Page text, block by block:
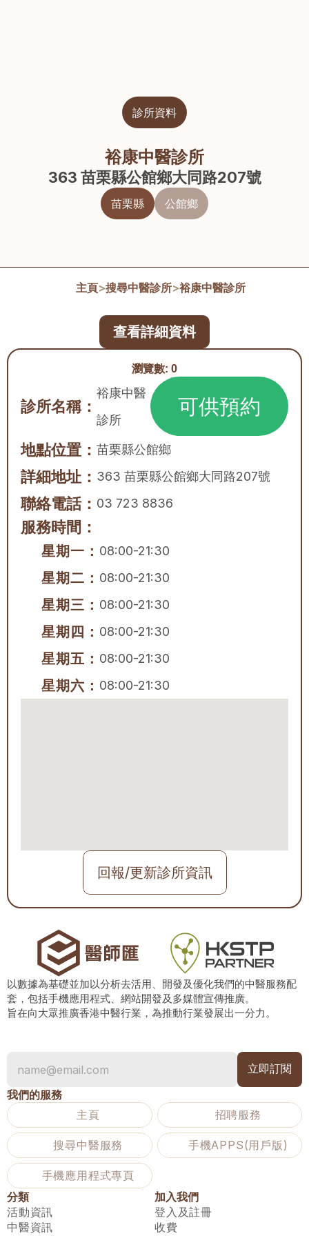
診所資料
裕康中醫診所
363 苗栗縣公館鄉大同路207號
苗栗縣 公館鄉
主頁>搜尋中醫診所>裕康中醫診所
瀏覽數: 0
診所名稱：
裕康中醫
診所
可供預約
地點位置： 苗栗縣公館鄉
詳細地址： 363 苗栗縣公館鄉大同路207號
聯絡電話： 03 723 8836
服務時間：
星期一： 08:00-21:30
星期二： 08:00-21:30
星期三： 08:00-21:30
星期四： 08:00-21:30
星期五： 08:00-21:30
星期六： 08:00-21:30
回報/更新診所資訊
查看詳細資料
以數據為基礎並加以分析去活用、開發及優化我們的中醫服務配
套，包括手機應用程式、網站開發及多媒體宣傳推廣。
旨在向大眾推廣香港中醫行業，為推動行業發展出一分力。
我們的服務
主頁
招聘服務
搜尋中醫服務 手機APPS(用戶版)
手機應用程式專頁
分類
活動資訊
中醫資訊
加入我們
登入及註冊
收費